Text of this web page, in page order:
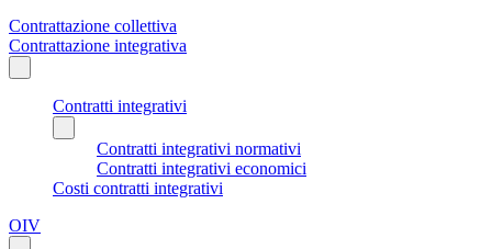
Contrattazione collettiva
Contrattazione integrativa
Contratti integrativi
Contratti integrativi normativi
Contratti integrativi economici
Costi contratti integrativi
OIV